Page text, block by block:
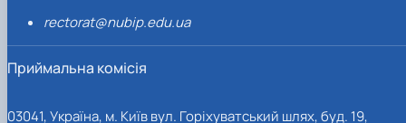
rectorat@nubip.edu.ua
Приймальна комісія
03041, Україна, м. Київ вул. Горіхуватський шлях, буд. 19,